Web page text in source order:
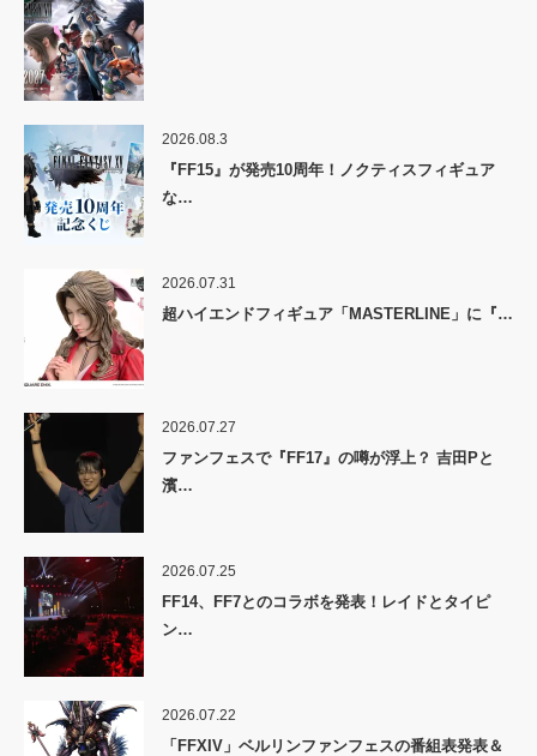
2026.08.3
『FF15』が発売10周年！ノクティスフィギュア
な…
2026.07.31
超ハイエンドフィギュア「MASTERLINE」に『…
2026.07.27
ファンフェスで『FF17』の噂が浮上？ 吉田Pと
濱…
2026.07.25
FF14、FF7とのコラボを発表！レイドとタイピ
ン…
2026.07.22
「FFXIV」ベルリンファンフェスの番組表発表＆